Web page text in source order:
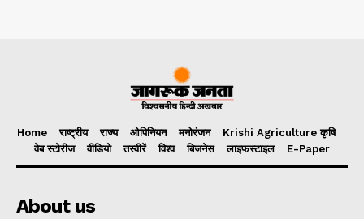
Home राष्ट्रीय राज्य ओपिनियन मनोरंजन
Krishi Agriculture कृषि
वेब स्टोरीज
वीडियो तस्वीरें विश्व बिजनेस लाइफस्टाइल E-Paper
About us